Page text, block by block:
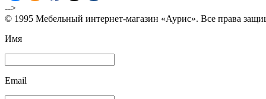
-->
© 1995 Мебельный интернет-магазин «Аурис». Все права
Имя
Email